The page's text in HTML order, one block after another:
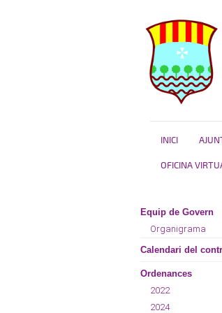
INICI
OFICINA
Equip de Govern
Organigrama
Calendari del
Ordenances
2022
2024